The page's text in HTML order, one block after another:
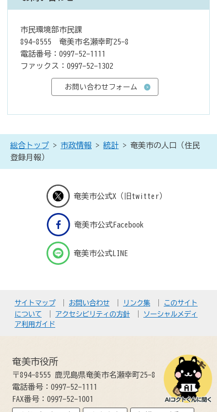
市民環境部市民課
894-8555 奄美市名瀬幸町25-8
電話番号：0997-52-1111
ファックス：0997-52-1302
総合トップ > 市政情報 > 統計 > 奄美市の人口（住民
登録月報）
奄美市公式X（旧twitter）
奄美市公式Facebook
奄美市公式LINE
サイトマップ お問い合わせ リンク集
このサイト
について
アクセシビリティの方針
ソーシャルメディ
ア利用ガイド
奄美市役所
〒894-8555 鹿児島県奄美市名瀬幸町25-8
電話番号：0997-52-1111
FAX番号：0997-52-1001